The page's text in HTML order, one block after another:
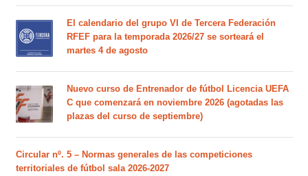
El calendario del grupo VI de Tercera Federación
RFEF para la temporada 2026/27 se sorteará el
martes 4 de agosto
Nuevo curso de Entrenador de fútbol Licencia UEFA
C que comenzará en noviembre 2026 (agotadas las
plazas del curso de septiembre)
Circular nº. 5 – Normas generales de las competiciones
territoriales de fútbol sala 2026-2027